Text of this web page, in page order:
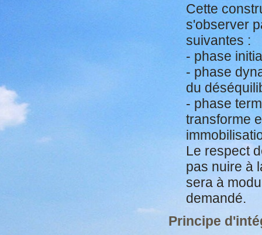
Cette
s'observer
suivantes :
- phase
- phase
du
- phase
transforme
Le respect
pas nuire à
sera à
demandé.
Principe